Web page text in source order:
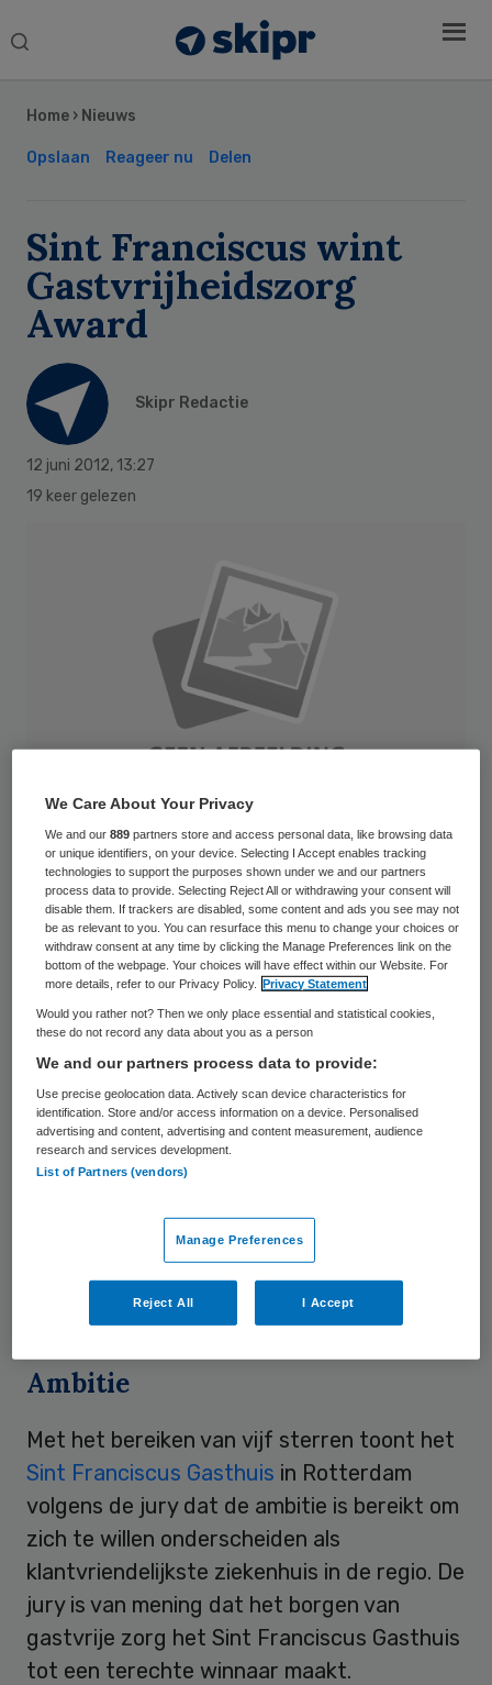
Search
Home › Nieuws
Opslaan Reageer nu Delen
Sint Franciscus wint
Gastvrijheidszorg
Award
Skipr Redactie
12 juni 2012, 13:27
19 keer gelezen
Het Sint Franciscus Gasthuis in Rotterdam
heeft de Gastvrijheidszorg Award 2012 in
de categorie Ziekenhuizen gewonnen. Het
ziekenhuis kreeg de prijs uitgereikt tijdens
het Nationaal Congres Gastvrijheidszorg in
Ede afgelopen week.
In de categorie Verpleging & Verzorging
wonZorgcentrum Padua
award.Emergisin Kloetinge won in de
categorie GGZ enverpleeghuis Judith
in Hardinxveld-Giessendam ging
er vandoor met de hoofdprijs in de
categorie Kleinschalig Wonen.
Ambitie
Met het bereiken van vijf sterren toont het
Sint Franciscus Gasthuis in Rotterdam
volgens de jury dat de ambitie is bereikt om
zich te willen onderscheiden als
klantvriendelijkste ziekenhuis in de regio. De
jury is van mening dat het borgen van
gastvrije zorg het Sint Franciscus Gasthuis
tot een terechte winnaar maakt.
Sidebar
We Care About Your Privacy
We and our889 partners store and access personal data, like browsing data
or unique identifiers, on your device. Selecting I Accept enables tracking
technologies to support the purposes shown under we and our partners
process data to provide. Selecting Reject All or withdrawing your consent will
disable them. If trackers are disabled, some content and ads you see may not
be as relevant to you. You can resurface this menu to change your choices or
withdraw consent at any time by clicking the Manage Preferences link on the
bottom of the webpage. Your choices will have effect within our Website. For
more details, refer to our Privacy Policy.
Privacy Statement
Would you rather not? Then we only place essential and statistical cookies,
these do not record any data about you as a person
We and our partners process data to provide:
Use precise geolocation data. Actively scan device characteristics for
identification. Store and/or access information on a device. Personalised
advertising and content, advertising and content measurement, audience
research and services development.
List of Partners (vendors)
Manage Preferences
Reject All I Accept